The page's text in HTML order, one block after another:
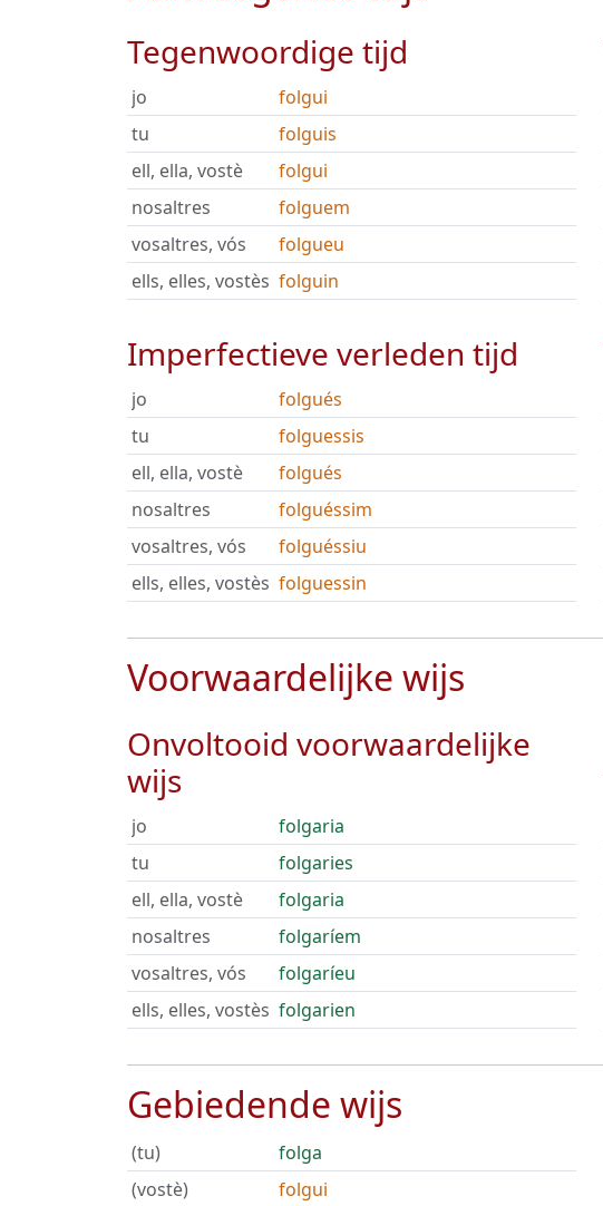
Tegenwoordige tijd
jo
folgui
tu
folguis
ell, ella, vostè
folgui
nosaltres
folguem
vosaltres, vós
folgueu
ells, elles, vostès folguin
Imperfectieve verleden tijd
jo
folgués
tu
folguessis
ell, ella, vostè
folgués
nosaltres
folguéssim
vosaltres, vós
folguéssiu
ells, elles, vostès folguessin
Voorwaardelijke wijs
Onvoltooid voorwaardelijke
wijs
jo
folgaria
tu
folgaries
ell, ella, vostè
folgaria
nosaltres
folgaríem
vosaltres, vós
folgaríeu
ells, elles, vostès folgarien
Gebiedende wijs
(tu)
folga
(vostè)
folgui